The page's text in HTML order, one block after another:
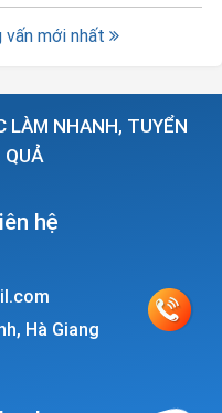
vấn mới nhất
LÀM NHANH, TUYỂN
QUẢ
hệ
Hà Giang